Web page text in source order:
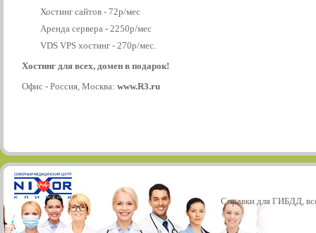
Хостинг сайтов - 72р/мес
Аренда сервера - 2250р/мес
VDS VPS хостинг - 270р/мес.
Хостинг для всех, домен в подарок!
Офис - Россия, Москва: www.R3.ru
Справки для ГИБДД,